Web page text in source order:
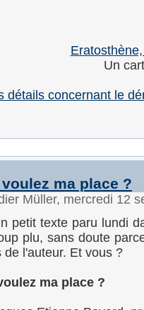
Un
détails concernant le
ma place ?
Müller, mercredi 12
petit texte paru lundi
plu, sans doute
de l'auteur. Et vous ?
ma place ?